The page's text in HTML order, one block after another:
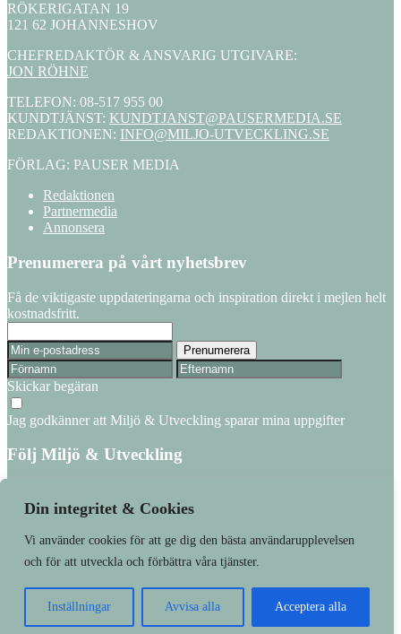
Din integritet & Cookies
Vi använder cookies för att ge dig den bästa användarupplevelsen
och för att utveckla och förbättra våra tjänster.
Inställningar Avvisa alla Acceptera alla
RÖKERIGATAN 19
121 62 JOHANNESHOV
CHEFREDAKTÖR & ANSVARIG UTGIVARE:
JON RÖHNE
TELEFON: 08-517 955 00
KUNDTJÄNST: KUNDTJANST@PAUSERMEDIA.SE
REDAKTIONEN: INFO@MILJO-UTVECKLING.SE
FÖRLAG: PAUSER MEDIA
Redaktionen
Partnermedia
Annonsera
Prenumerera på vårt nyhetsbrev
Få de viktigaste uppdateringarna och inspiration direkt i mejlen helt
kostnadsfritt.
Skickar begäran
Jag godkänner att Miljö & Utveckling sparar mina uppgifter
Följ Miljö & Utveckling
Linkedin
Prenumerera
Kundtjänst
Made with❤byWonderFour